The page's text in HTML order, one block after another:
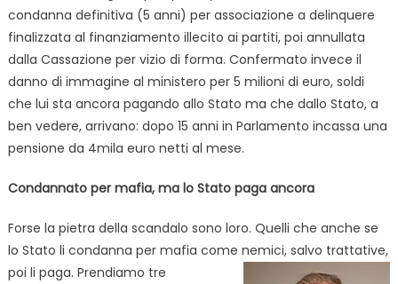
condanna definitiva (5 anni) per associazione a delinquere
finalizzata al finanziamento illecito ai partiti, poi annullata
dalla Cassazione per vizio di forma. Confermato invece il
danno di immagine al ministero per 5 milioni di euro, soldi
che lui sta ancora pagando allo Stato ma che dallo Stato, a
ben vedere, arrivano: dopo 15 anni in Parlamento incassa una
pensione da 4mila euro netti al mese.
Condannato per mafia, ma lo Stato paga ancora
Forse la pietra della scandalo sono loro. Quelli che anche se
lo Stato li condanna per mafia come nemici, salvo trattative,
poi li paga. Prendiamo tre